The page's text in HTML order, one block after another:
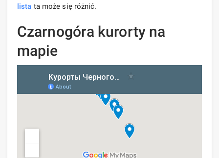
lista ta może się różnić.
Czarnogóra kurorty na
mapie